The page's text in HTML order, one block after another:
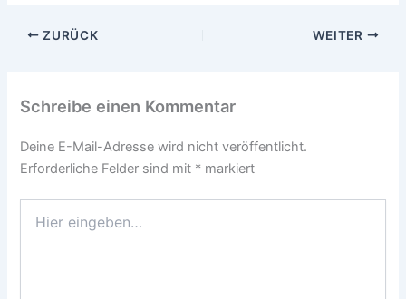
ZURÜCK WEITER
Schreibe einen Kommentar
Deine E-Mail-Adresse wird nicht veröffentlicht.
Erforderliche Felder sind mit * markiert
eingeben…